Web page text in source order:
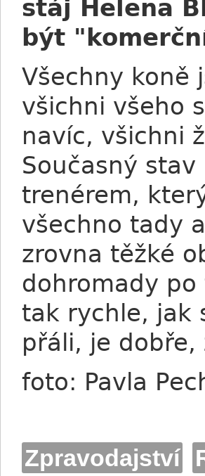
stáj Helena
být
Všechny koně
všichni všeho
navíc, všichni
Současný
trenérem,
všechno tady
zrovna těžké
dohromady
tak rychle, jak
přáli, je
foto: Pavla
Zpravodajství